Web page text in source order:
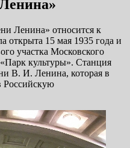
Ленина» относится к
открыта 15 мая 1935 года и
участка Московского
культуры». Станция
В. И. Ленина, которая в
Российскую